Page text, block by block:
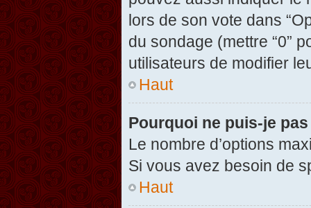
lors de son vote dans
du sondage (mettre “0”
utilisateurs de modifier
Haut
Pourquoi ne puis-je
Le nombre d’options
Si vous avez besoin de
Haut